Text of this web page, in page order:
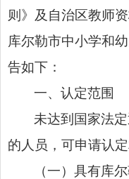
则》及自治区教师
库尔勒市中小学和
告如下：
一、认定范围
未达到国家法
的人员，可申请认
（一）具有库